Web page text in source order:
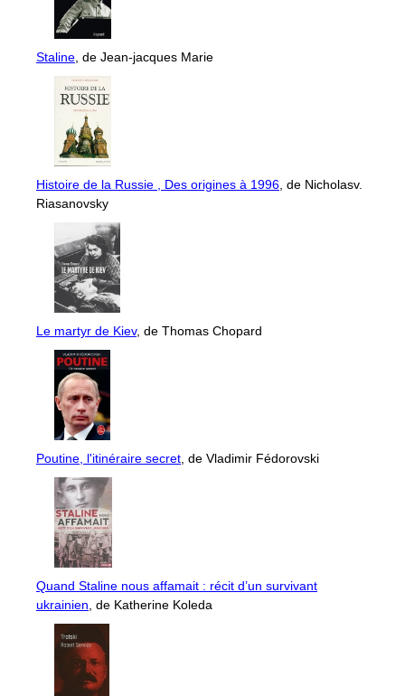
Staline, de Jean-jacques Marie
Histoire de la Russie , Des origines à 1996, de Nicholasv.
Riasanovsky
Le martyr de Kiev, de Thomas Chopard
Poutine, l'itinéraire secret, de Vladimir Fédorovski
Quand Staline nous affamait : récit d’un survivant
ukrainien, de Katherine Koleda